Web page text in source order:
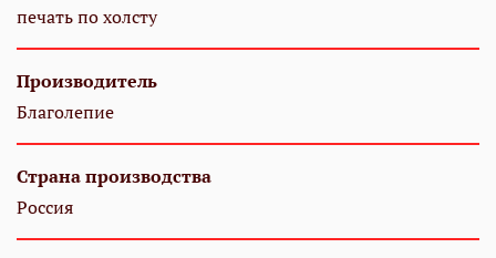
печать по холсту
Производитель
Благолепие
Страна производства
Россия